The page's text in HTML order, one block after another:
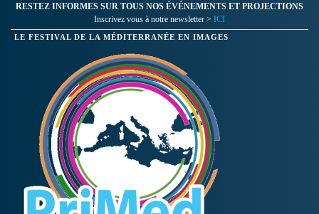
RESTEZ INFORMES SUR TOUS NOS ÉVÉNEMENTS ET PROJECTIONS
Inscrivez vous à notre newsletter > ICI
LE FESTIVAL DE LA MÉDITERRANÉE EN IMAGES